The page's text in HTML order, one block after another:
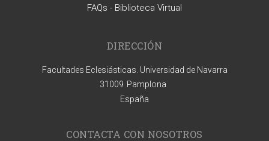
FAQs - Biblioteca Virtual
DIRECCIÓN
Facultades Eclesiásticas. Universidad de Navarra
31009 Pamplona
España
CONTACTA CON NOSOTROS